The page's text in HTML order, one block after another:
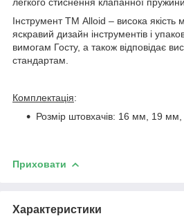
Інструмент ТМ Alloid – висока якість
яскравий дизайн інструментів і
вимогам Госту, а також відповідає
стандартам.
Комплектація:
Розмір штовхачів: 16 мм, 19
Приховати
Характеристики